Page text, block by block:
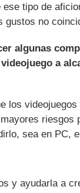
tipo de
gustos no
algunas
a
los
riesgos
sea en PC,
y ayudarla a